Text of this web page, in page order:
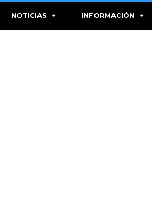
NOTICIAS INFORMACIÓN